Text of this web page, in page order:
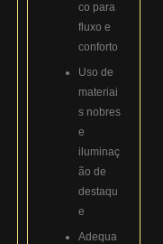
co para
fluxo e
conforto
Uso de
materiai
s nobres
e
iluminaç
ão de
destaqu
e
Adequa